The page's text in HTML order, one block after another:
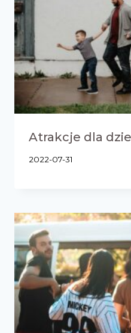
Atrakcje dla
2022-07-31